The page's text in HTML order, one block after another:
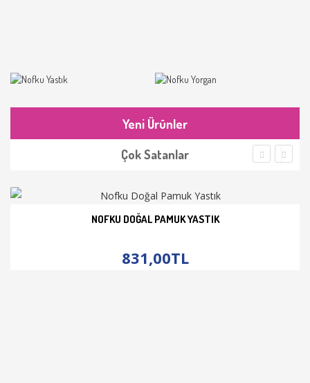
Yeni Ürünler
Çok Satanlar
NOFKU DOĞAL PAMUK YASTIK
831,00TL